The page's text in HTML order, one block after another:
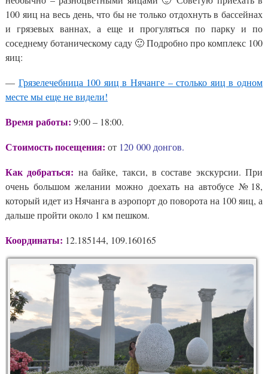
100 яиц на весь день, что бы не только отдохнуть в бассейнах
и грязевых ваннах, а еще и прогуляться по парку и по
соседнему ботаническому саду 🙂 Подробно про комплекс 100
яиц:
— Грязелечебница 100 яиц в Нячанге – столько яиц в одном
месте мы еще не видели!
Время работы: 9:00 – 18:00.
Стоимость посещения: от 120 000 донгов.
Как добраться: на байке, такси, в составе экскурсии. При
очень большом желании можно доехать на автобусе №18,
который идет из Нячанга в аэропорт до поворота на 100 яиц, а
дальше пройти около 1 км пешком.
Координаты: 12.185144, 109.160165